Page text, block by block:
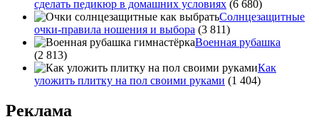
сделать педикюр в домашних условиях (6 680)
Солнцезащитные
очки-правила ношения и выбора (3 811)
Военная рубашка
(2 813)
Как
уложить плитку на пол своими руками (1 404)
Реклама